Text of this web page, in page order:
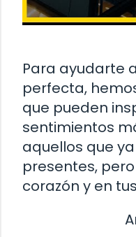
Para ayudarte
perfecta,
que pueden
sentimientos
aquellos que
presentes,
corazón y en